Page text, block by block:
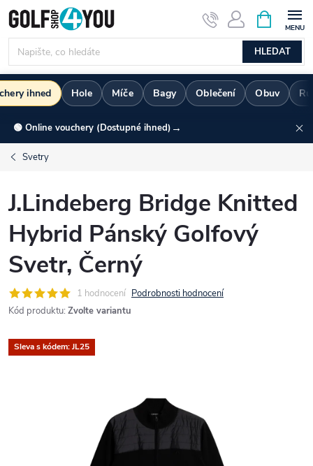
Přejít
na
obsah
HLEDAT
NÁKUPNÍ
KOŠÍK
ihned Hole Míče Bagy Oblečení Obuv
🟢 Online vouchery (Dostupné ihned) →
Svetry
J.Lindeberg Bridge Knitted
Hybrid Pánský Golfový
Svetr, Černý
1 hodnocení Podrobnosti hodnocení
Kód produktu: Zvolte variantu
Sleva s kódem: JL25